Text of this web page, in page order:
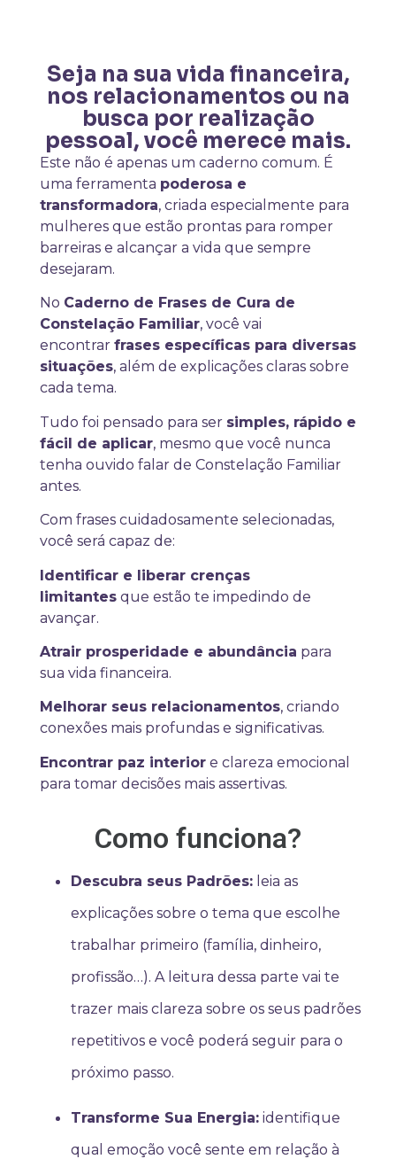
Seja na sua vida financeira,
nos relacionamentos ou na
busca por realização
pessoal, você merece mais.
Este não é apenas um caderno comum. É
uma ferramenta poderosa e
transformadora, criada especialmente para
mulheres que estão prontas para romper
barreiras e alcançar a vida que sempre
desejaram.
No Caderno de Frases de Cura de
Constelação Familiar, você vai
encontrar frases específicas para diversas
situações, além de explicações claras sobre
cada tema.
Tudo foi pensado para ser simples, rápido e
fácil de aplicar, mesmo que você nunca
tenha ouvido falar de Constelação Familiar
antes.
Com frases cuidadosamente selecionadas,
você será capaz de:
Identificar e liberar crenças
limitantes que estão te impedindo de
avançar.
Atrair prosperidade e abundância para
sua vida financeira.
Melhorar seus relacionamentos, criando
conexões mais profundas e significativas.
Encontrar paz interior e clareza emocional
para tomar decisões mais assertivas.
Como funciona?
Descubra seus Padrões: leia as
explicações sobre o tema que escolhe
trabalhar primeiro (família, dinheiro,
profissão…). A leitura dessa parte vai te
trazer mais clareza sobre os seus padrões
repetitivos e você poderá seguir para o
próximo passo.
Transforme Sua Energia: identifique
qual emoção você sente em relação à